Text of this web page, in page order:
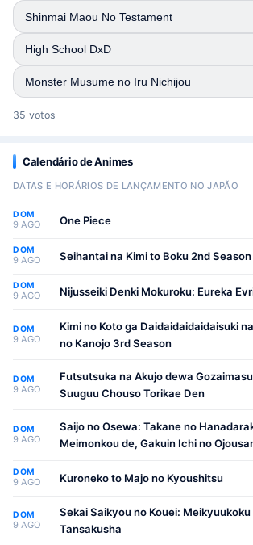
Shinmai Maou No Testament
High School DxD
Monster Musume no Iru Nichijou
35 votos
Calendário de Animes
DATAS E HORÁRIOS DE LANÇAMENTO NO JAPÃO
DOM
9 AGO One Piece
DOM
9 AGO Seihantai na Kimi to Boku 2nd Season
DOM
9 AGO Nijusseiki Denki Mokuroku: Eureka
DOM
9 AGO
Kimi no Koto ga Daidaidaidaidaisuki
no Kanojo 3rd Season
DOM
9 AGO
Futsutsuka na Akujo dewa
Suuguu Chouso Torikae Den
DOM
9 AGO
Saijo no Osewa: Takane no
Meimonkou de, Gakuin Ichi no
Osewa suru Koto ni Narimashita
DOM
9 AGO Kuroneko to Majo no Kyoushitsu
DOM
9 AGO
Sekai Saikyou no Kouei: Meikyuukoku
Tansakusha